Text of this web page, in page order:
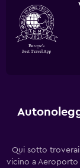
Qui sotto
vicino a Aeroporto